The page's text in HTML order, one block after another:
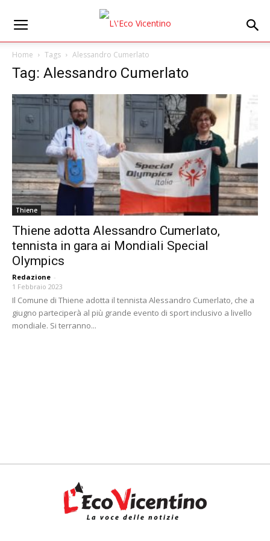
Home Tags Alessandro Cumerlato
Tag: Alessandro Cumerlato
Thiene
Thiene adotta Alessandro Cumerlato,
tennista in gara ai Mondiali Special
Olympics
Redazione -
1 Febbraio 2023
Il Comune di Thiene adotta il tennista Alessandro Cumerlato, che a
giugno parteciperà al più grande evento di sport inclusivo a livello
mondiale. Si terranno...